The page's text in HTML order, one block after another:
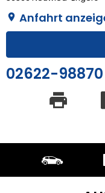
Anfahrt
02622-98870